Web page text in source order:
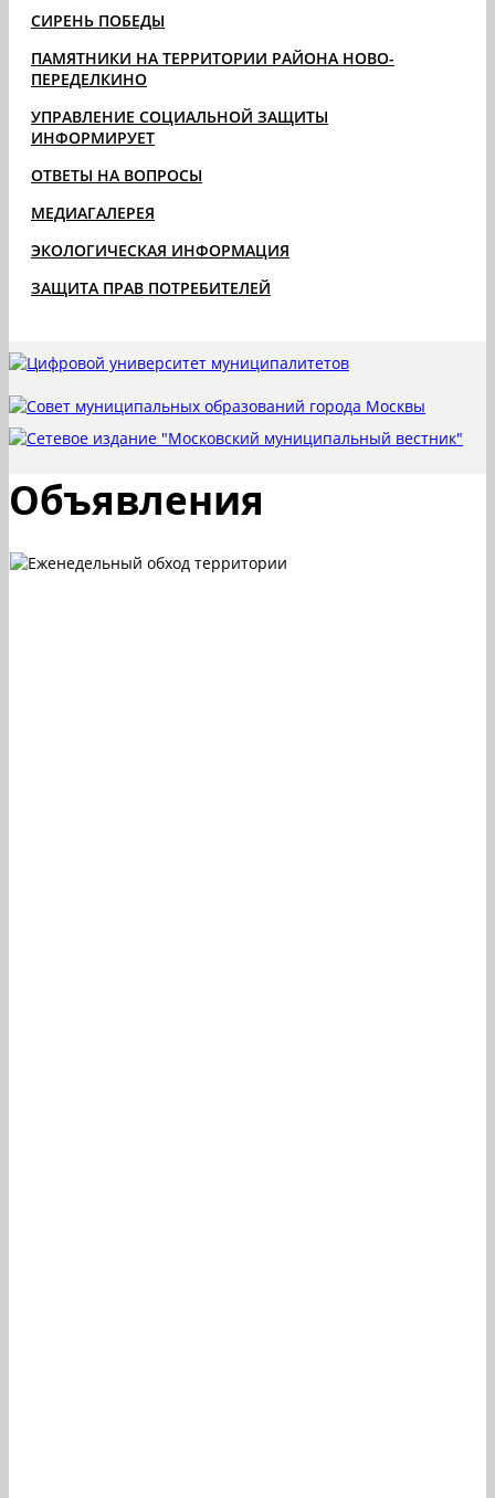
СИРЕНЬ ПОБЕДЫ
ПАМЯТНИКИ НА ТЕРРИТОРИИ РАЙОНА НОВО-
ПЕРЕДЕЛКИНО
УПРАВЛЕНИЕ СОЦИАЛЬНОЙ ЗАЩИТЫ
ИНФОРМИРУЕТ
ОТВЕТЫ НА ВОПРОСЫ
МЕДИАГАЛЕРЕЯ
ЭКОЛОГИЧЕСКАЯ ИНФОРМАЦИЯ
ЗАЩИТА ПРАВ ПОТРЕБИТЕЛЕЙ
Объявления